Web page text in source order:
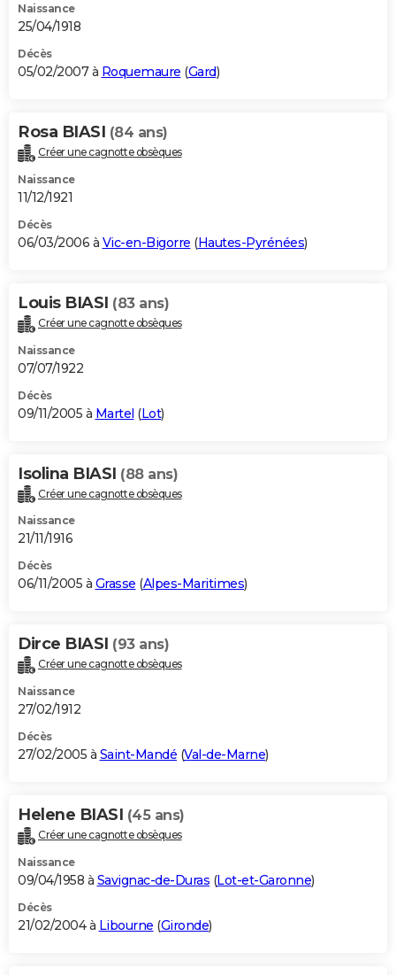
Naissance
25/04/1918
Décès
05/02/2007 à Roquemaure (Gard)
Rosa BIASI (84 ans)
Créer une cagnotte obsèques
Naissance
11/12/1921
Décès
06/03/2006 à Vic-en-Bigorre (Hautes-Pyrénées)
Louis BIASI (83 ans)
Créer une cagnotte obsèques
Naissance
07/07/1922
Décès
09/11/2005 à Martel (Lot)
Isolina BIASI (88 ans)
Créer une cagnotte obsèques
Naissance
21/11/1916
Décès
06/11/2005 à Grasse (Alpes-Maritimes)
Dirce BIASI (93 ans)
Créer une cagnotte obsèques
Naissance
27/02/1912
Décès
27/02/2005 à Saint-Mandé (Val-de-Marne)
Helene BIASI (45 ans)
Créer une cagnotte obsèques
Naissance
09/04/1958 à Savignac-de-Duras (Lot-et-Garonne)
Décès
21/02/2004 à Libourne (Gironde)